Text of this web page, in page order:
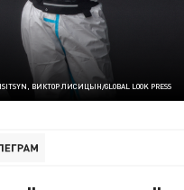
ВИКТОР ЛИСИЦЫН/GLOBAL LOOK PRESS